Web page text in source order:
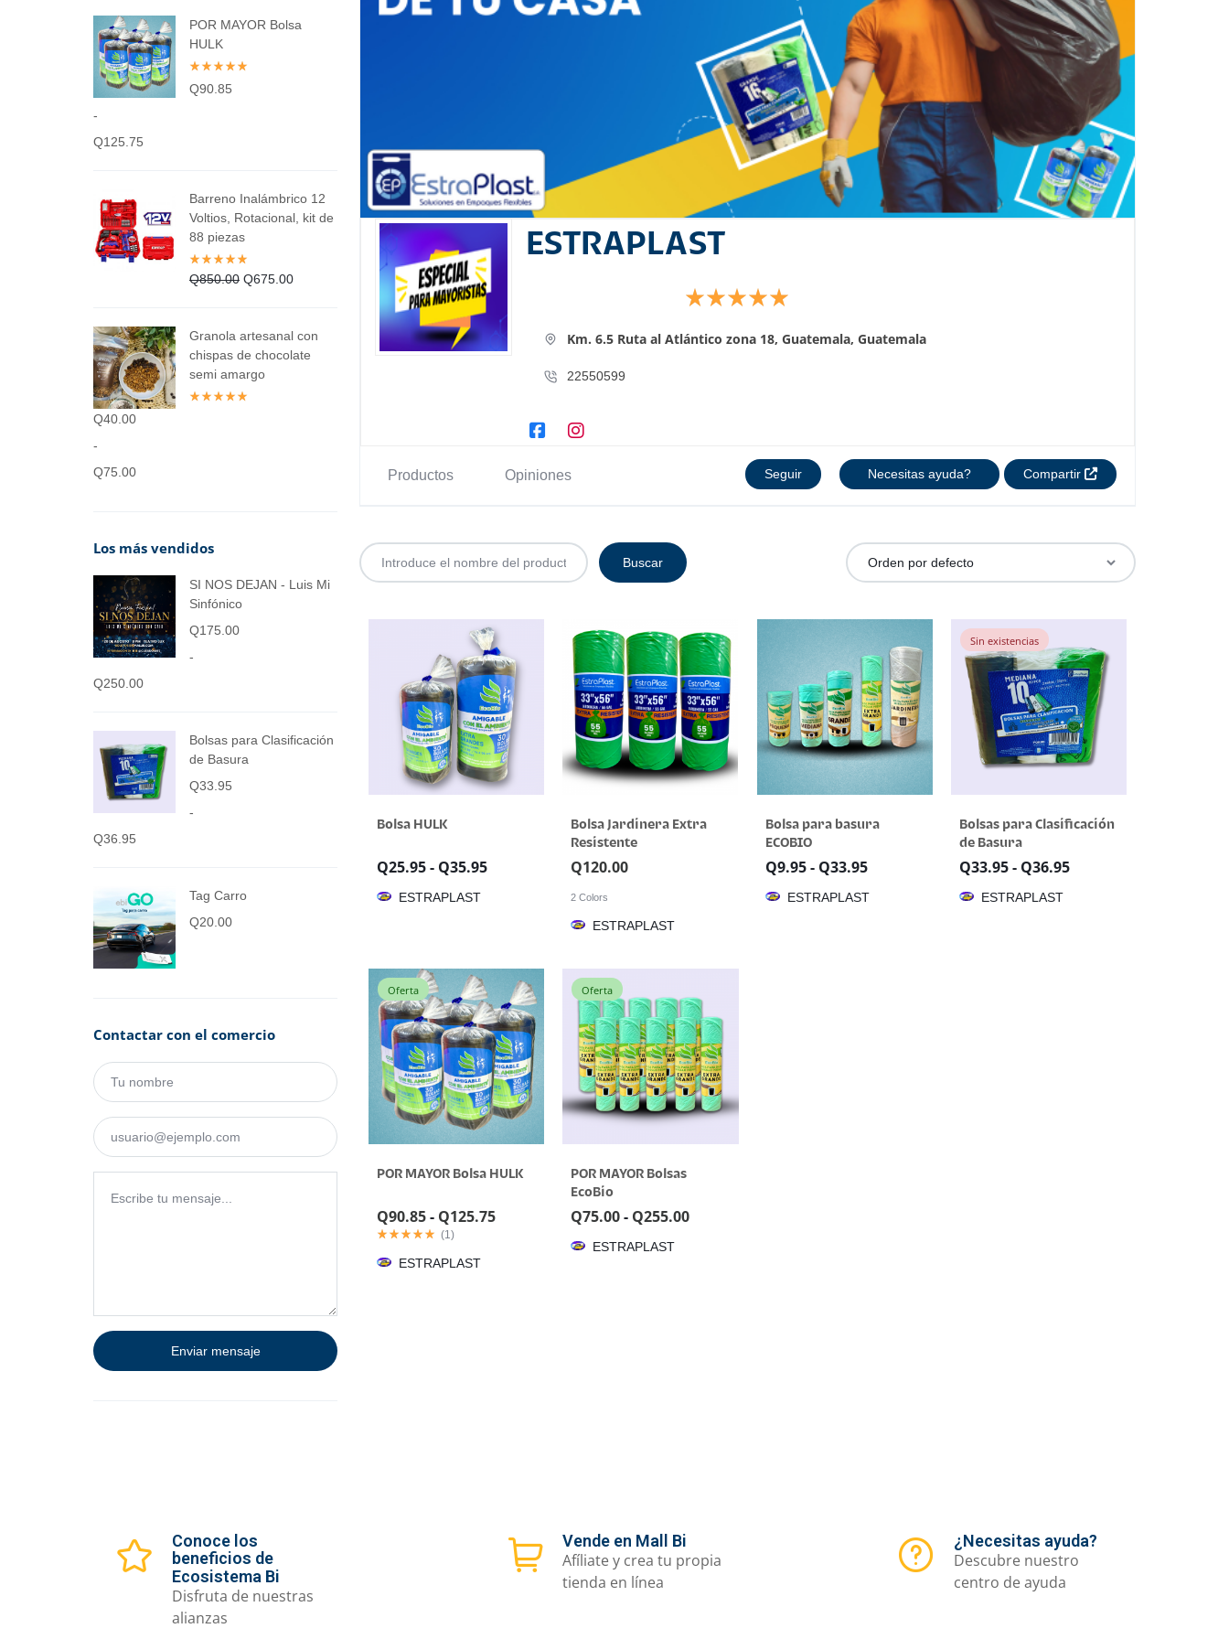
Alimentos
Belleza
Moda
Tecnología
Ver más categorías
Hogar y Cocina
Moda
POR MAYOR Bolsa
HULK
Q90.85
-
Q125.75
Barreno Inalámbrico 12
Voltios, Rotacional, kit de
88 piezas
Q850.00 Q675.00
Granola artesanal con
chispas de chocolate
semi amargo
Q40.00
-
Q75.00
Los más vendidos
SI NOS DEJAN - Luis Mi
Sinfónico
Q175.00
-
Q250.00
Bolsas para Clasificación
de Basura
Q33.95
-
Q36.95
Tag Carro
Q20.00
Contactar con el comercio
ESTRAPLAST
Km. 6.5 Ruta al Atlántico zona 18, Guatemala, Guatemala
22550599
Compartir
Necesitas ayuda?
Seguir
Productos Opiniones
Bolsa HULK
Q25.95- Q35.95
ESTRAPLAST
Bolsa Jardinera Extra
Resistente
Q120.00
2 Colors
ESTRAPLAST
Bolsa para basura
ECOBIO
Q9.95 - Q33.95
ESTRAPLAST
Sin existencias
Bolsas para Clasificación
de Basura
Q33.95- Q36.95
ESTRAPLAST
Oferta
POR MAYOR Bolsa HULK
Q90.85- Q125.75
(1 )
ESTRAPLAST
Oferta
POR MAYOR Bolsas
EcoBio
Q75.00- Q255.00
ESTRAPLAST
Conoce los
beneficios de
Ecosistema Bi
Disfruta de nuestras
alianzas
Vende en Mall Bi
Afíliate y crea tu propia
tienda en línea
¿Necesitas ayuda?
Descubre nuestro
centro de ayuda